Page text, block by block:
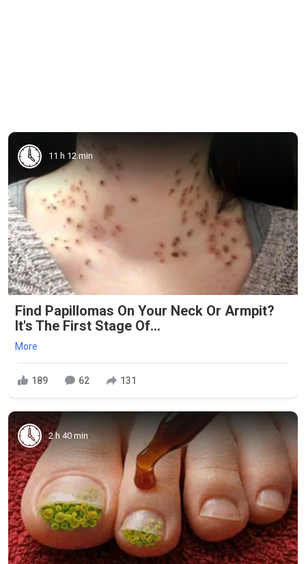
11 h 12 min
Find Papillomas On Your Neck Or Armpit?
It's The First Stage Of...
More
189 62 131
2 h 40 min